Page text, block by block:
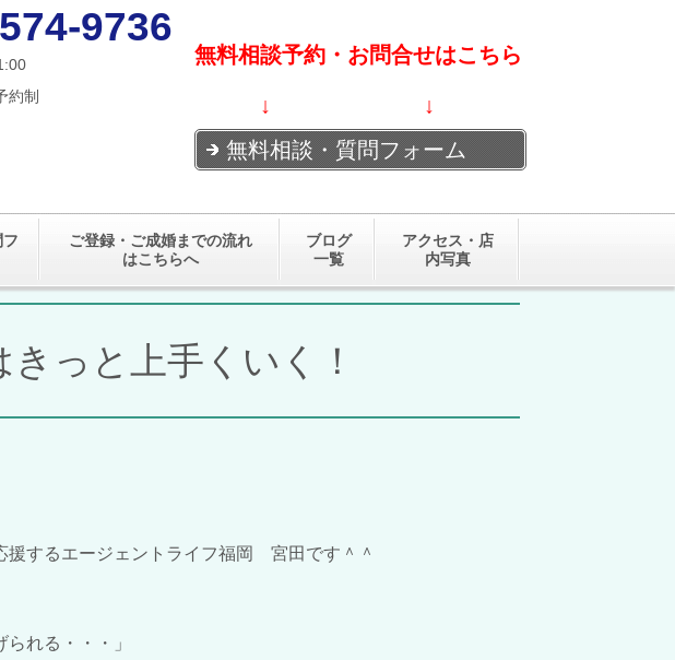
9736
約制
無料相談予約・お問合せはこちら
↓ ↓
無料相談・質問フォーム
ご登録・ご成婚までの流れ
はこちらへ
ブログ
一覧
アクセス・店
内写真
きっと上手くいく！
援するエージェントライフ福岡 宮田です＾＾
れる・・・」